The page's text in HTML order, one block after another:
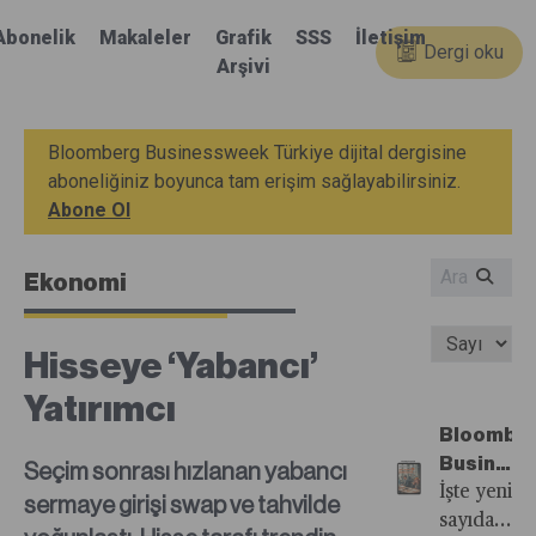
Makaleler
Grafik
Arşivi
SSS İletişim
Dergi oku
Bloomberg Businessweek Türkiye dijital dergisine
aboneliğiniz boyunca tam erişim sağlayabilirsiniz.
Abone Ol
Ekonomi
Hisseye ‘Yabancı’
Yatırımcı
Seçim sonrası hızlanan yabancı
sermaye girişi swap ve tahvilde
35.
İşte yeni
sayıdan